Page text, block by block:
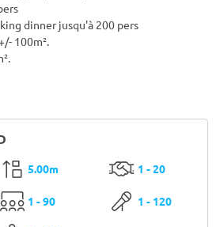
dinner jusqu'à 200 pers
100m².
5.00m 1 - 20
1 - 90 1 - 120